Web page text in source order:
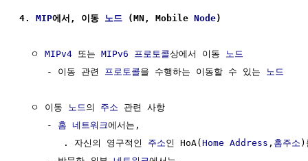
4. MIP에서, 이동 노드 (MN, Mobile Node)
  ㅇ
MIPv4 또는 MIPv6 프로토콜상에서 이동
노드
     - 이동 관련
프로토콜을 수행하는 이동할 수 있는 노드
  ㅇ 이동
노드 의 주소 관련 사항
     -
홈 네트워크에서는,
        . 자신의 영구적인
주소인 HoA(Home Address , 홈주소 )